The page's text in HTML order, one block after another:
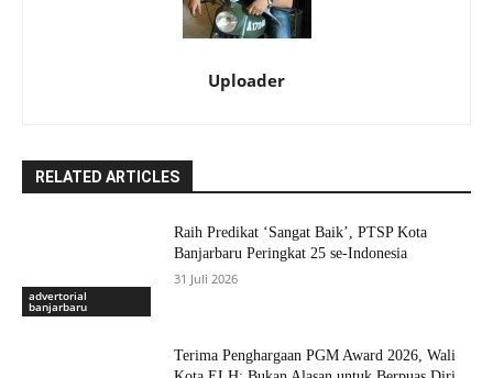
Uploader
RELATED ARTICLES
advertorial
banjarbaru
Raih Predikat ‘Sangat Baik’, PTSP Kota
Banjarbaru Peringkat 25 se-Indonesia
31 Juli 2026
Terima Penghargaan PGM Award 2026, Wali